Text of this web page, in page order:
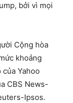
bởi vì mọi
Cộng hòa
khoảng
Yahoo
CBS News-
Ipsos.